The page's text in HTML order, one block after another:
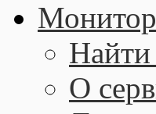
Найти
О